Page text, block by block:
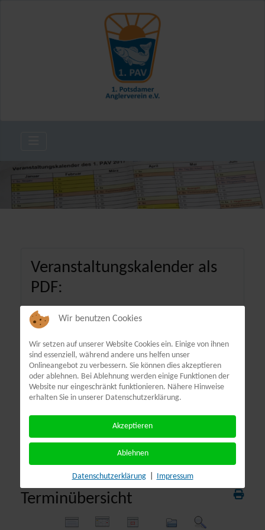
Veranstaltungskalender als
PDF:
Terminübersicht
Wir benutzen Cookies
Wir setzen auf unserer Website Cookies ein. Einige von ihnen
sind essenziell, während andere uns helfen unser
Onlineangebot zu verbessern. Sie können dies akzeptieren
oder ablehnen. Bei Ablehnung werden einige Funktionen der
Website nur eingeschränkt funktionieren. Nähere Hinweise
erhalten Sie in unserer Datenschutzerklärung.
Akzeptieren
Ablehnen
Datenschutzerklärung Impressum